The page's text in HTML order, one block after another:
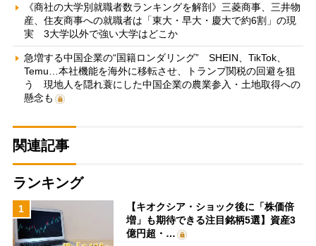
《商社の大学別就職者数ランキングを解剖》三菱商事、三井物
産、住友商事への就職者は「東大・早大・慶大で約6割」の現
実 3大学以外で強い大学はどこか
急増する中国企業の“国籍ロンダリング” SHEIN、TikTok、
Temu…本社機能を海外に移転させ、トランプ関税の回避を狙
う 現地人を隠れ蓑にした中国企業の農業参入・土地取得への
懸念も
関連記事
ランキング
1
【キオクシア・ショック後に「株価倍
増」も期待できる注目銘柄5選】資産3
億円超・…